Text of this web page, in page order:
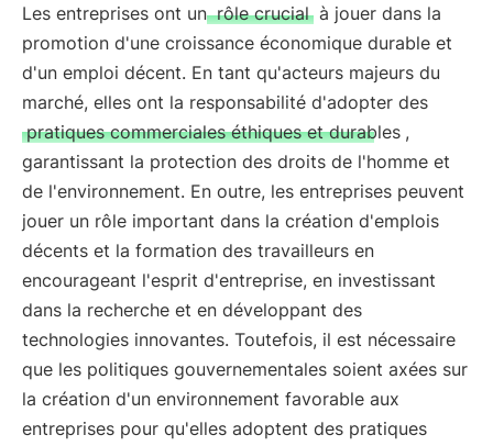
Les entreprises ont un rôle crucial à jouer dans la
promotion d'une croissance économique durable et
d'un emploi décent. En tant qu'acteurs majeurs du
marché, elles ont la responsabilité d'adopter des
pratiques commerciales éthiques et durables ,
garantissant la protection des droits de l'homme et
de l'environnement. En outre, les entreprises peuvent
jouer un rôle important dans la création d'emplois
décents et la formation des travailleurs en
encourageant l'esprit d'entreprise, en investissant
dans la recherche et en développant des
technologies innovantes. Toutefois, il est nécessaire
que les politiques gouvernementales soient axées sur
la création d'un environnement favorable aux
entreprises pour qu'elles adoptent des pratiques